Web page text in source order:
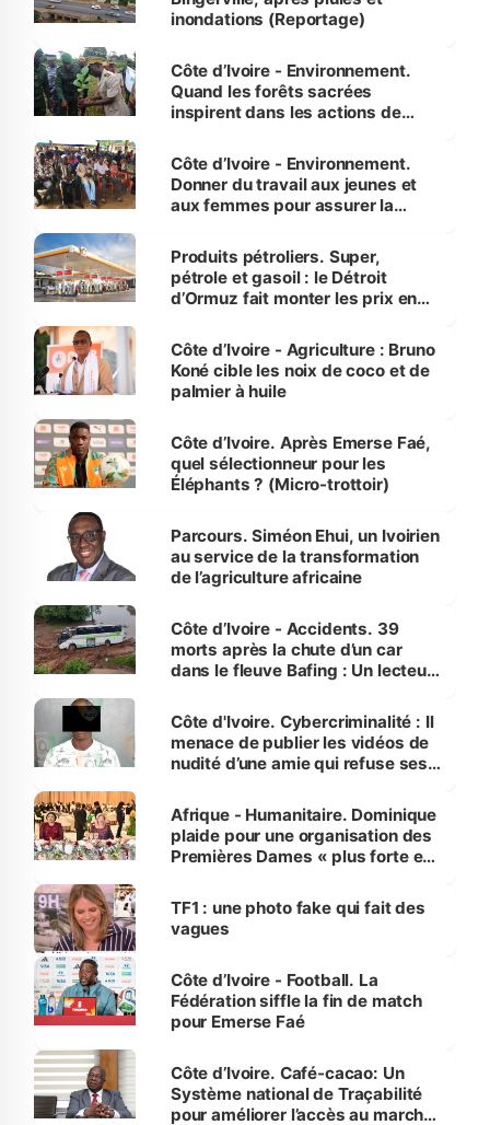
inondations (Reportage)
Côte d’Ivoire - Environnement.
Quand les forêts sacrées
inspirent dans les actions de
Côte d’Ivoire - Environnement.
Donner du travail aux jeunes et
aux femmes pour assurer la
menacées
Produits pétroliers. Super,
pétrole et gasoil : le Détroit
d’Ormuz fait monter les prix en
Côte d’Ivoire - Agriculture : Bruno
Koné cible les noix de coco et de
palmier à huile
Côte d’Ivoire. Après Emerse Faé,
quel sélectionneur pour les
Éléphants ? (Micro-trottoir)
Parcours. Siméon Ehui, un Ivoirien
au service de la transformation
de l’agriculture africaine
Côte d’Ivoire - Accidents. 39
morts après la chute d’un car
dans le fleuve Bafing : Un lecteur
des Transports
Côte d'Ivoire. Cybercriminalité : Il
menace de publier les vidéos de
nudité d’une amie qui refuse ses
Afrique - Humanitaire. Dominique
plaide pour une organisation des
Premières Dames « plus forte et
sur la scène internationale »
TF1 : une photo fake qui fait des
vagues
Côte d’Ivoire - Football. La
Fédération siffle la fin de match
pour Emerse Faé
Côte d’Ivoire. Café-cacao: Un
Système national de Traçabilité
pour améliorer l’accès au marché